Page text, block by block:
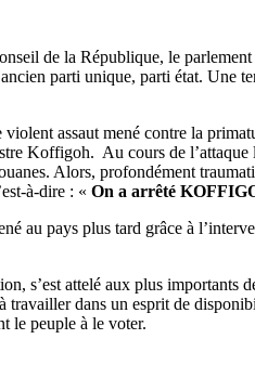
de la République, le
parti unique, parti état. Une
assaut mené contre la
Koffigoh. Au cours de
Alors, profondément
à-dire : « On a arrêté
au pays plus tard grâce à
s’est attelé aux plus
travailler dans un esprit de
le peuple à le voter.